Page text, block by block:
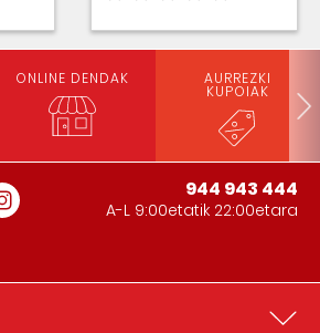
ONLINE DENDAK AURREZKI
KUPOIAK
944 943 444
A-L 9:00etatik 22:00etara